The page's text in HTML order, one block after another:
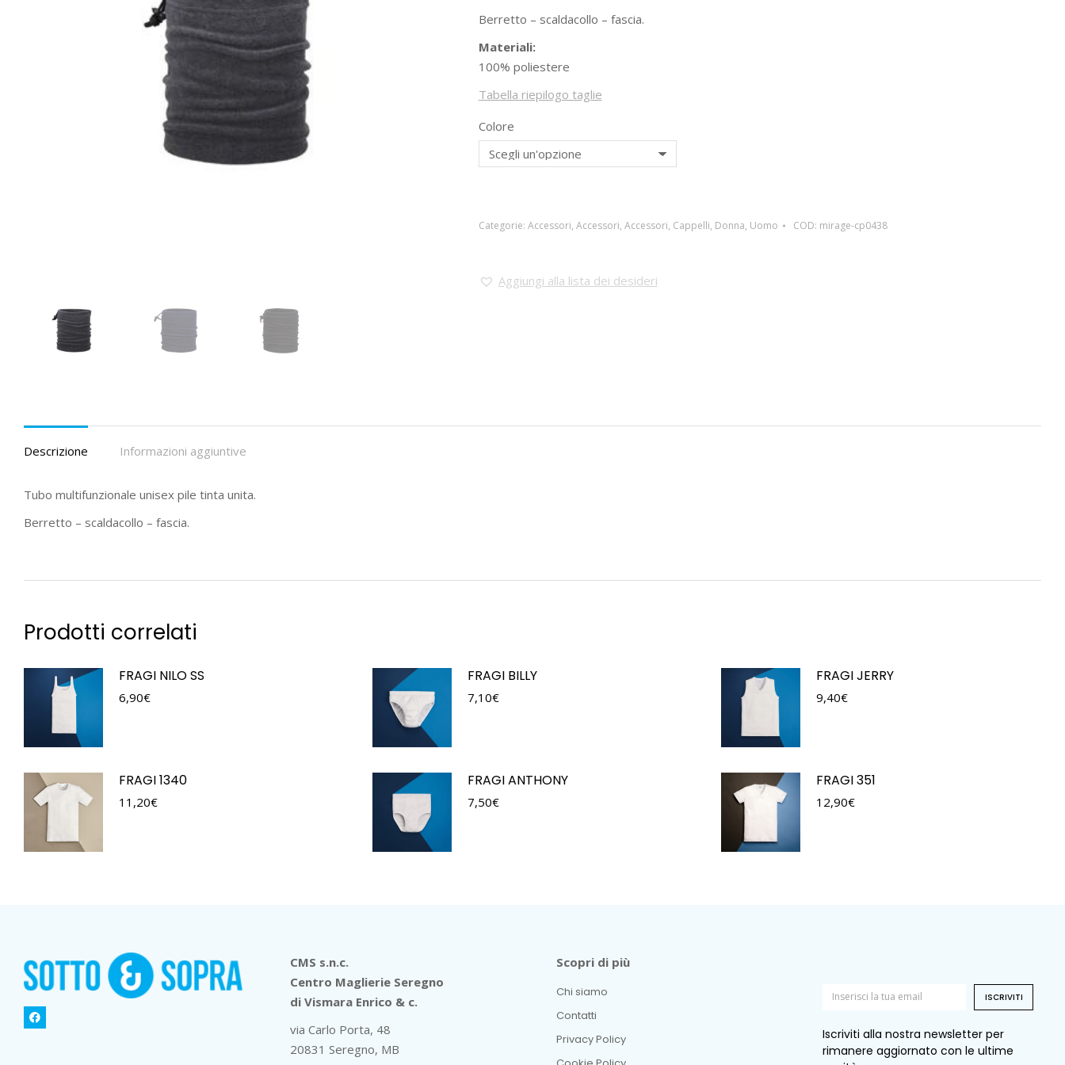
Berretto – scaldacollo – fascia.
Materiali:
100% poliestere
Tabella riepilogo taglie
Colore
Categorie: Accessori, Accessori, Accessori, Cappelli, Donna, Uomo COD: mirage-cp0438
Aggiungi alla lista dei desideri
Descrizione Informazioni aggiuntive
Tubo multifunzionale unisex pile tinta unita.
Berretto – scaldacollo – fascia.
Prodotti correlati
FRAGI NILO SS
6,90€
FRAGI BILLY
7,10€
FRAGI JERRY
9,40€
FRAGI 1340
11,20€
FRAGI ANTHONY
7,50€
FRAGI 351
12,90€
CMS s.n.c.
Centro Maglierie Seregno
di Vismara Enrico & c.
via Carlo Porta, 48
20831 Seregno, MB
Scopri di più
Chi siamo
Contatti
Privacy Policy
ISCRIVITI
Iscriviti alla nostra newsletter per
rimanere aggiornato con le ultime